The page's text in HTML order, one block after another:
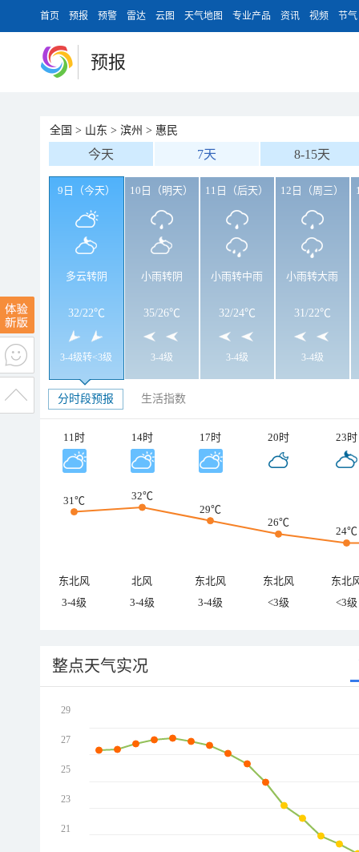
首页 预报 预警 雷达 云图 天气地图 专业产品 资讯 视频 节气
预报
全国 > 山东 > 滨州 > 惠民
今天 7天 8-15天
9日（今天）
多云转阴
32/22℃
3-4级转<3级
10日（明天）
小雨转阴
35/26℃
3-4级
11日（后天）
小雨转中雨
32/24℃
3-4级
12日（周三）
小雨转大雨
31/22℃
3-4级
分时段预报 生活指数
11时 14时 17时 20时 23时
31℃
32℃
29℃
26℃
24℃
东北风 北风 东北风 东北风
东北
3-4级
3-4级 3-4级 <3级 <3级
整点天气实况
29
27
25
23
21